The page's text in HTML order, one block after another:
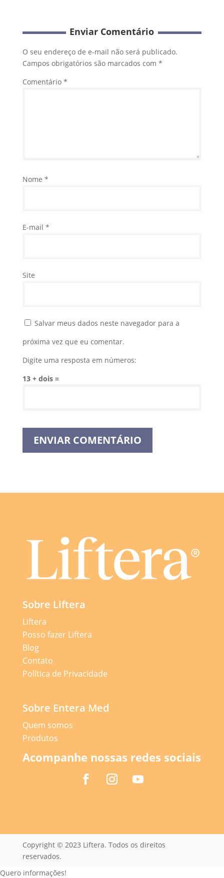
Enviar Comentário
O seu endereço de e-mail não será publicado.
Campos obrigatórios são marcados com *
Comentário *
Nome *
E-mail *
Site
Salvar meus dados neste navegador para a
próxima vez que eu comentar.
Digite uma resposta em números:
13 + dois =
Sobre Liftera
Liftera
Posso fazer Liftera
Blog
Contato
Política de Privacidade
Sobre Entera Med
Quem somos
Produtos
Acompanhe nossas redes sociais
Copyright © 2023 Liftera. Todos os direitos
reservados.
Quero informações!